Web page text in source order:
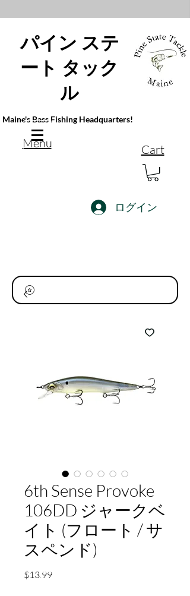
パイン ステ
ート タック
ル
Maine's Bass Fishing Headquarters!
Menu Cart
ログイン
6th Sense Provoke
106DD ジャークベ
イト (フロート / サ
スペンド)
$13.99価